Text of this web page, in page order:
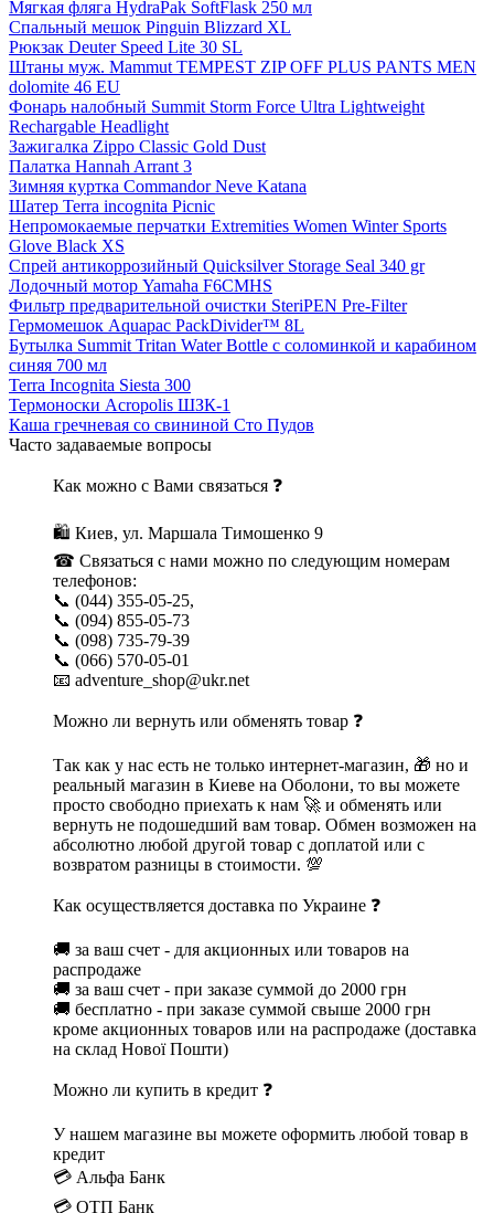
Мягкая фляга HydraPak SoftFlask 250 мл
Спальный мешок Pinguin Blizzard XL
Рюкзак Deuter Speed Lite 30 SL
Штаны муж. Mammut TEMPEST ZIP OFF PLUS PANTS MEN
dolomite 46 EU
Фонарь налобный Summit Storm Force Ultra Lightweight
Rechargable Headlight
Зажигалка Zippo Classic Gold Dust
Палатка Hannah Arrant 3
Зимняя куртка Commandor Neve Katana
Шатер Terra incognita Picnic
Непромокаемые перчатки Extremities Women Winter Sports
Glove Black XS
Спрей антикоррозийный Quicksilver Storage Seal 340 gr
Лодочный мотор Yamaha F6CMHS
Фильтр предварительной очистки SteriPEN Pre-Filter
Гермомешок Aquapac PackDivider™ 8L
Бутылка Summit Tritan Water Bottle с соломинкой и карабином
синяя 700 мл
Terra Incognita Siesta 300
Термоноски Acropolis ШЗК-1
Каша гречневая со свининой Сто Пудов
Часто задаваемые вопросы
Как можно с Вами связаться ❓
🛍 Киев, ул. Маршала Тимошенко 9
☎ Связаться с нами можно по следующим номерам
телефонов:
📞 (044) 355-05-25,
📞 (094) 855-05-73
📞 (098) 735-79-39
📞 (066) 570-05-01
📧 adventure_shop@ukr.net
Можно ли вернуть или обменять товар ❓
Так как у нас есть не только интернет-магазин, 🎁 но и
реальный магазин в Киеве на Оболони, то вы можете
просто свободно приехать к нам 🚀 и обменять или
вернуть не подошедший вам товар. Обмен возможен на
абсолютно любой другой товар с доплатой или с
возвратом разницы в стоимости. 💯
Как осуществляется доставка по Украине ❓
🚚 за ваш счет - для акционных или товаров на
распродаже
🚚 за ваш счет - при заказе суммой до 2000 грн
🚚 бесплатно - при заказе суммой свыше 2000 грн
кроме акционных товаров или на распродаже (доставка
на склад Нової Пошти)
Можно ли купить в кредит ❓
У нашем магазине вы можете оформить любой товар в
кредит
💳 Альфа Банк
💳 ОТП Банк